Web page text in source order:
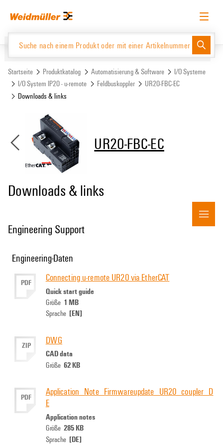
Inhalt
Navigationsmenü
Deutsch Login anfordern Anmelden
Website Support Center easyConnect
Produktkatalog
Startseite Produktkatalog Automatisierung & Software
I/O Systeme
I/O System IP20 - u-remote
Feldbuskoppler
UR20-FBC-EC
Downloads & links
UR20-FBC-EC
Downloads & links
Engineering Support
Engineering-Daten
PDF Connecting u-remote UR20 via EtherCAT
Quick start guide
Größe 1 MB
Sprache [EN]
ZIP DWG
CAD data
Größe 62 KB
PDF
Application_Note_Firmwareupdate_UR20_coupler_D
E
Application notes
Größe 285 KB
Sprache [DE]